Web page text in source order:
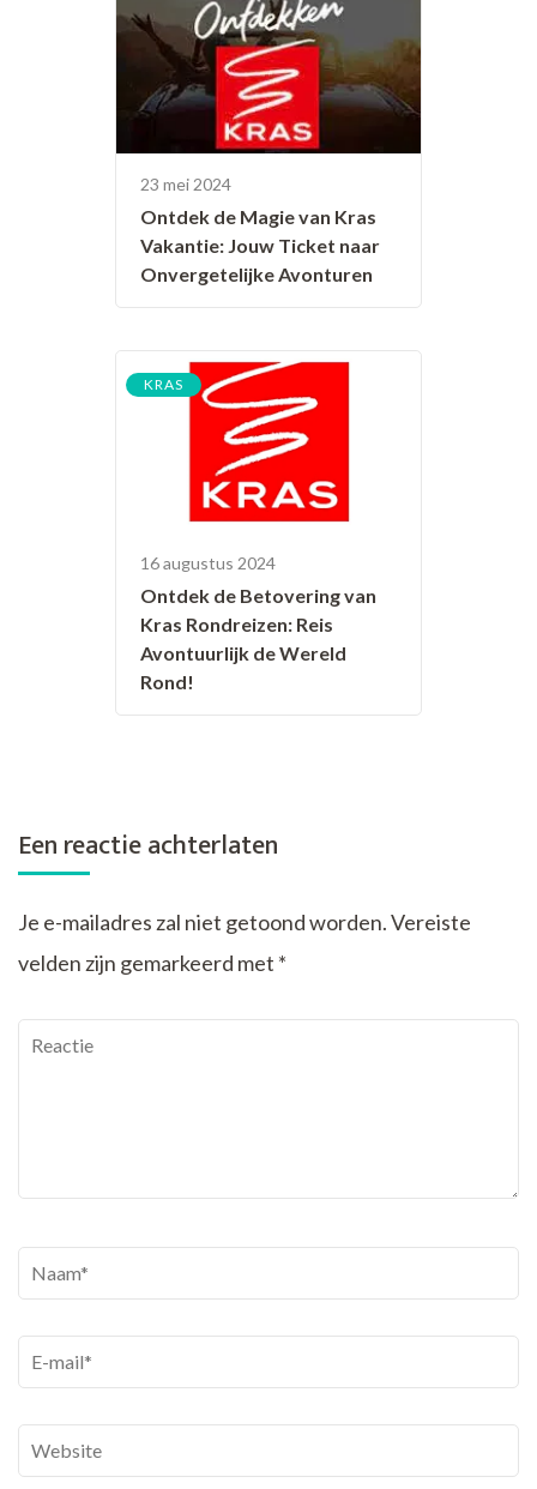
23 mei 2024
Ontdek de Magie van Kras
Vakantie: Jouw Ticket naar
Onvergetelijke Avonturen
KRAS
16 augustus 2024
Ontdek de Betovering van
Kras Rondreizen: Reis
Avontuurlijk de Wereld
Rond!
Een reactie achterlaten
Je e-mailadres zal niet getoond worden.Vereiste
velden zijn gemarkeerd met *
Reactie
Naam*
E-
mail*
Website